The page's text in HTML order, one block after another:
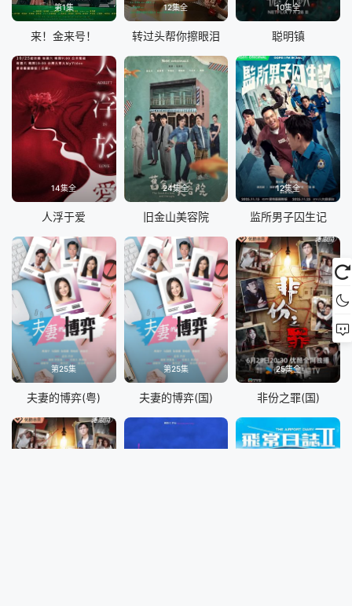
第1集
来！金来号！
12集全
转过头帮你擦眼泪
10集全
聪明镇
14集全
人浮于爱
24集全
旧金山美容院
12集全
监所男子囚生记
第25集
夫妻的博弈(粤)
第25集
夫妻的博弈(国)
25集全
非份之罪(国)